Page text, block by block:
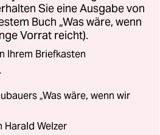
Sie eine Ausgabe von
Buch „Was wäre, wenn
Vorrat reicht).
Ihrem Briefkasten
„Was wäre, wenn wir
Harald Welzer